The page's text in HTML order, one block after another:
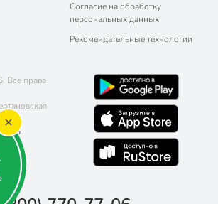
Согласие на обработку
персональных данных
Рекомендательные технологии
Все права
06